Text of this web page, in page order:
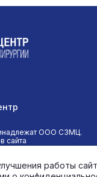
ООО СЗМЦ.
сайта
работы